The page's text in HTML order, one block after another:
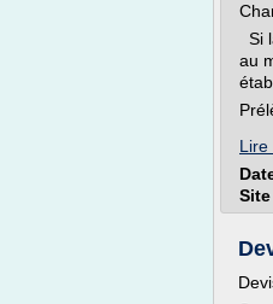
Si
au
Lire